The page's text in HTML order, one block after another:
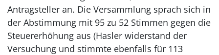
Antragsteller an. Die Versammlung sprach sich in
der Abstimmung mit 95 zu 52 Stimmen gegen die
Steuererhöhung aus (Hasler widerstand der
Versuchung und stimmte ebenfalls für 113